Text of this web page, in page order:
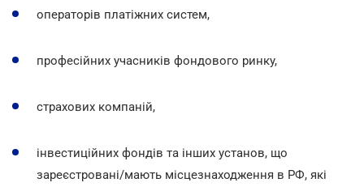
операторів платіжних систем,
професійних учасників фондового ринку,
страхових компаній,
інвестиційних фондів та інших установ, що
зареєстровані/мають місцезнаходження в РФ, які